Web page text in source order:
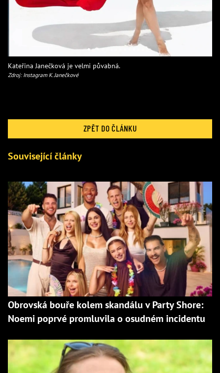
Kateřina Janečková je velmi půvabná.
Zdroj: Instagram K. Janečkové
ZPĚT DO ČLÁNKU
Související články
Obrovská bouře kolem skandálu v Party Shore:
Noemi poprvé promluvila o osudném incidentu